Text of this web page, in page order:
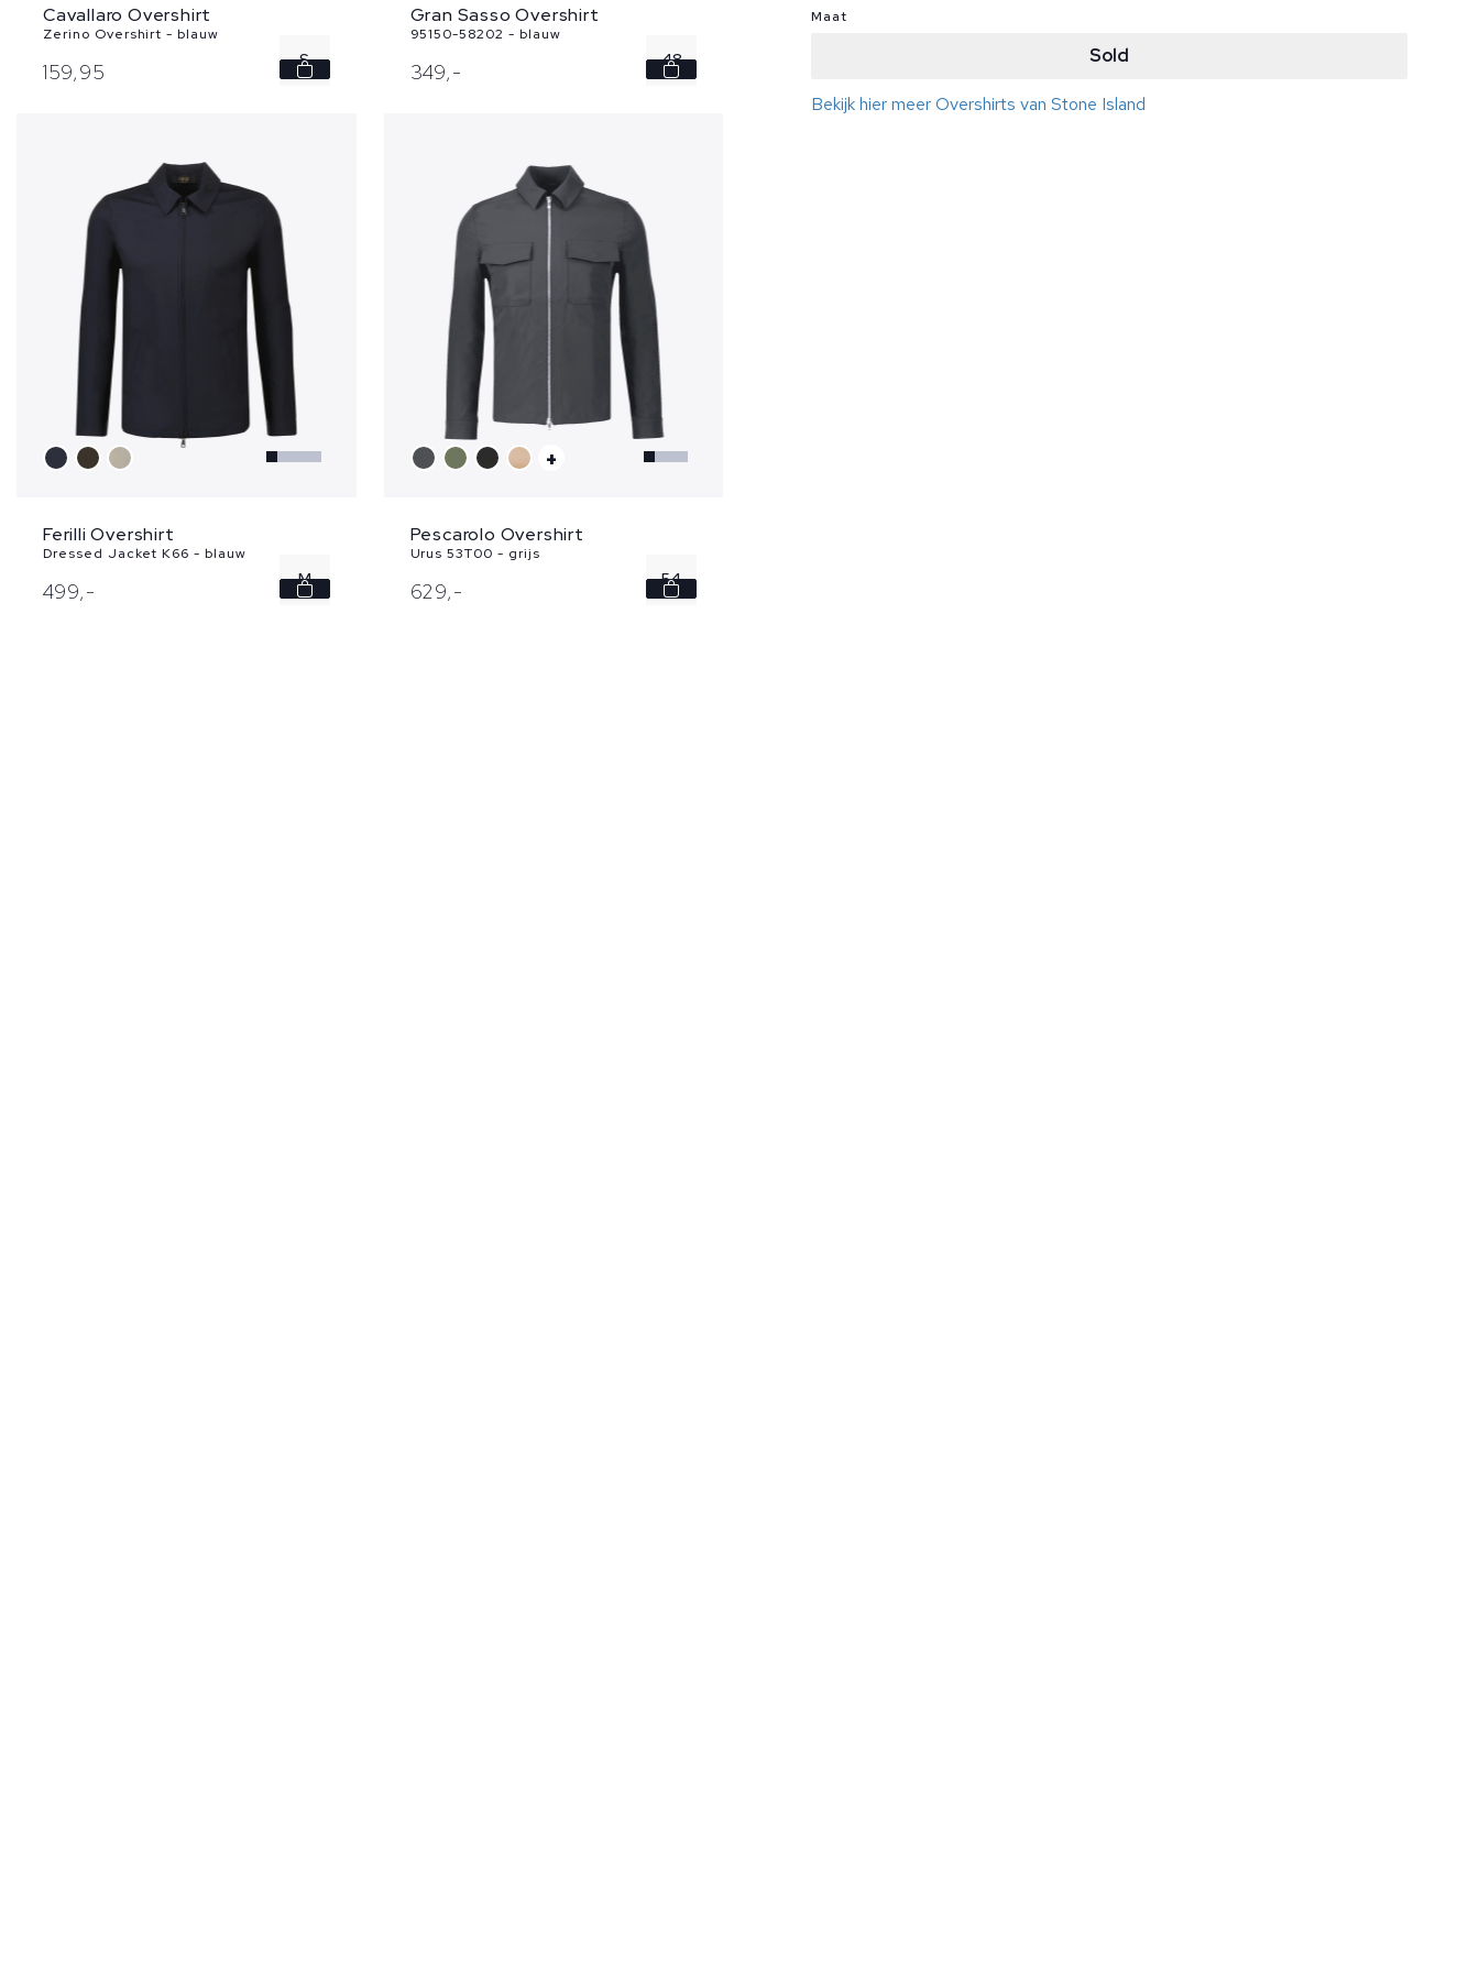
Cavallaro Overshirt
Zerino Overshirt - blauw
159,95 S
Gran Sasso Overshirt
95150-58202 - blauw
349,- 48
Ferilli Overshirt
Dressed Jacket K66 - blauw
499,- M
+
Pescarolo Overshirt
Urus 53T00 - grijs
629,- 54
Maat
Sold
Bekijk hier meer Overshirts van Stone Island